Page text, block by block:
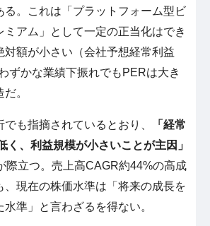
る。これは「プラットフォーム型ビ
ミアム」として一定の正当化はでき
対額が小さい（会社予想経常利益
ずかな業績下振れでもPERは大き
。
も指摘されているとおり、
「経常
く、利益規模が小さいことが主因」
際立つ。売上高CAGR約44%の高成
、現在の株価水準は「将来の成長を
準」と言わざるを得ない。